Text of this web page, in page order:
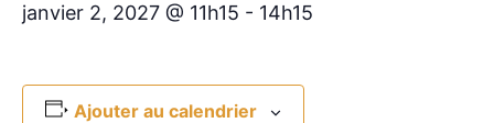
janvier 2, 2027 @ 11h15 - 14h15
Ajouter au calendrier